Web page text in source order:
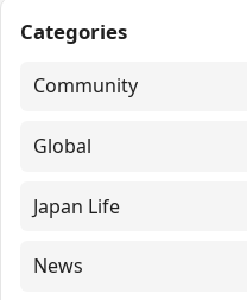
Categories
Community
Global
Japan Life
News